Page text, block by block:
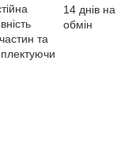
та
14 днів на
обмін